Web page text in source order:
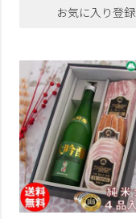
お気に入り登録